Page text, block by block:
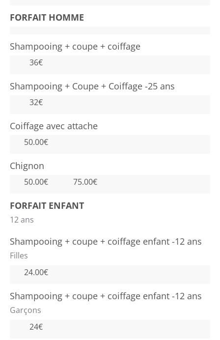
FORFAIT HOMME
Shampooing + coupe + coiffage
36€
Shampooing + Coupe + Coiffage -25 ans
32€
Coiffage avec attache
50.00€
Chignon
50.00€ 75.00€
FORFAIT ENFANT
12 ans
Shampooing + coupe + coiffage enfant -12 ans
Filles
24.00€
Shampooing + coupe + coiffage enfant -12 ans
Garçons
24€